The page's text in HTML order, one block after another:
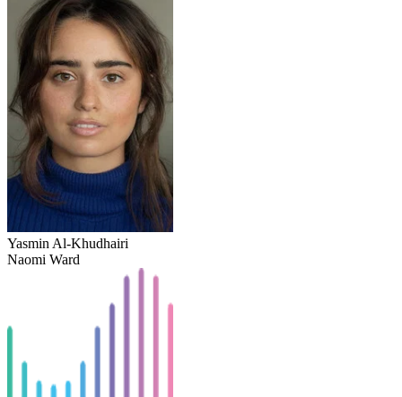
Yasmin Al-Khudhairi
Naomi Ward